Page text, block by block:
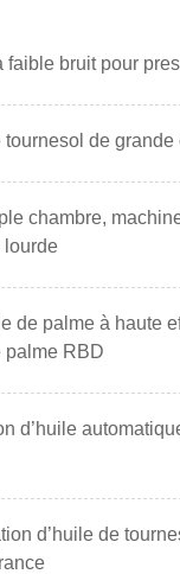
faible bruit pour
de grande
chambre,
lourde
de palme à haute
palme RBD
d’huile
d’huile de